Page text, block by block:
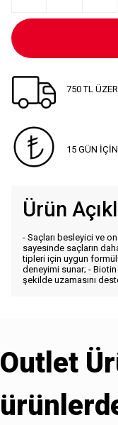
750 TL
15 GÜN
Ürün
- Saçları besleyici ve
sayesinde saçların
tipleri için uygun
deneyimi sunar; - Biotin
şekilde uzamasını
Outlet